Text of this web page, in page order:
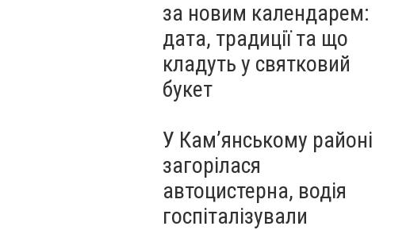
за новим календарем:
дата, традиції та що
кладуть у святковий
букет
У Кам’янському районі
загорілася
автоцистерна, водія
госпіталізували